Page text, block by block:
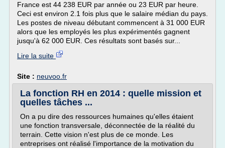
France est 44 238 EUR par année ou 23 EUR par heure.
Ceci est environ 2.1 fois plus que le salaire médian du pays.
Les postes de niveau débutant commencent à 31 000 EUR
alors que les employés les plus expérimentés gagnent
jusqu'à 62 000 EUR. Ces résultats sont basés sur...
Lire la suite
Site : neuvoo.fr
La fonction RH en 2014 : quelle mission et
quelles tâches ...
On a pu dire des ressources humaines qu'elles étaient
une fonction transversale, déconnectée de la réalité du
terrain. Cette vision n'est plus de ce monde. Les
entreprises ont réalisé l'importance de la motivation du